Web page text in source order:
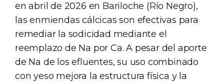
en abril de 2026 en Bariloche (Río Negro),
las enmiendas cálcicas son efectivas para
remediar la sodicidad mediante el
reemplazo de Na por Ca. A pesar del aporte
de Na de los efluentes, su uso combinado
con yeso mejora la estructura física y la